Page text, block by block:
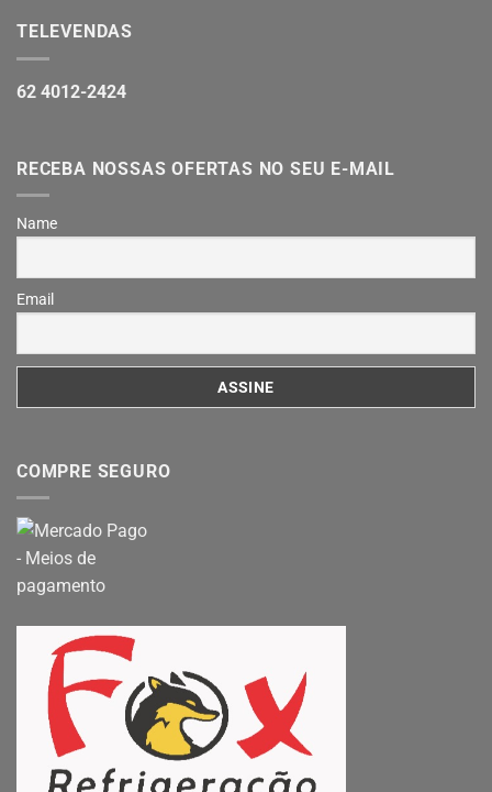
TELEVENDAS
62 4012-2424
RECEBA NOSSAS OFERTAS NO SEU E-MAIL
Name
Email
COMPRE SEGURO